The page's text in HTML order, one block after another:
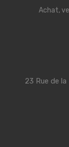
Achat,
23 Rue de